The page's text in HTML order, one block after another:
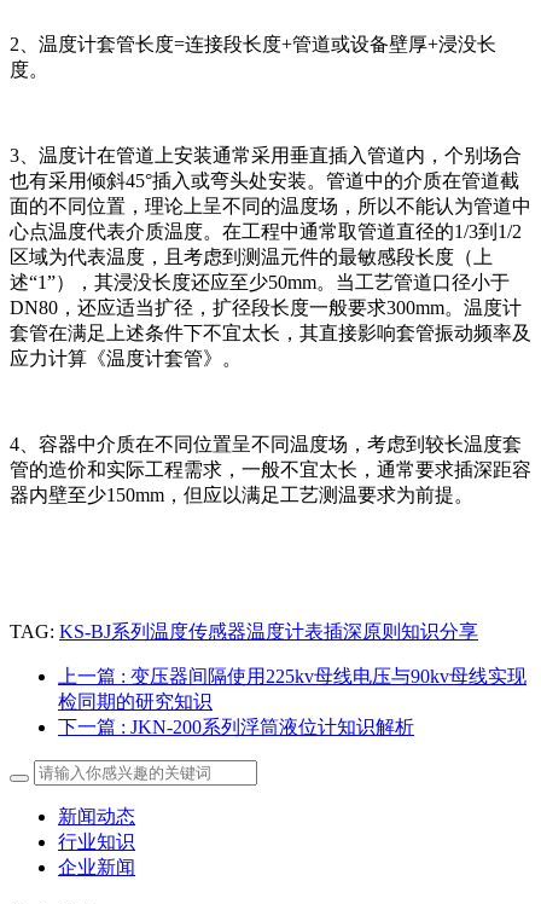
2、温度计套管长度=连接段长度+管道或设备壁厚+浸没长
度。
3、温度计在管道上安装通常采用垂直插入管道内，个别场合
也有采用倾斜45°插入或弯头处安装。管道中的介质在管道截
面的不同位置，理论上呈不同的温度场，所以不能认为管道中
心点温度代表介质温度。在工程中通常取管道直径的1/3到1/2
区域为代表温度，且考虑到测温元件的最敏感段长度（上
述“1”），其浸没长度还应至少50mm。当工艺管道口径小于
DN80，还应适当扩径，扩径段长度一般要求300mm。温度计
套管在满足上述条件下不宜太长，其直接影响套管振动频率及
应力计算《温度计套管》。
4、容器中介质在不同位置呈不同温度场，考虑到较长温度套
管的造价和实际工程需求，一般不宜太长，通常要求插深距容
器内壁至少150mm，但应以满足工艺测温要求为前提。
TAG: KS-BJ系列温度传感器温度计表插深原则知识分享
上一篇 : 变压器间隔使用225kv母线电压与90kv母线实现
检同期的研究知识
下一篇 : JKN-200系列浮筒液位计知识解析
新闻动态
行业知识
企业新闻